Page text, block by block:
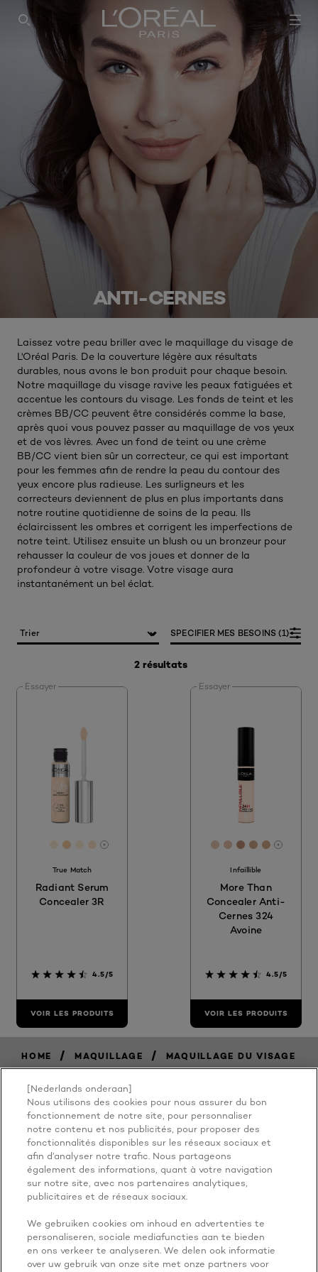
ANTI-CERNES
Laissez votre peau briller avec le maquillage du visage de
L'Oréal Paris. De la couverture légère aux résultats
durables, nous avons le bon produit pour chaque besoin.
Notre maquillage du visage ravive les peaux fatiguées et
accentue les contours du visage. Les fonds de teint et les
crèmes BB/CC peuvent être considérés comme la base,
après quoi vous pouvez passer au maquillage de vos yeux
et de vos lèvres. Avec un fond de teint ou une crème
BB/CC vient bien sûr un correcteur, ce qui est important
pour les femmes afin de rendre la peau du contour des
yeux encore plus radieuse. Les surligneurs et les
correcteurs deviennent de plus en plus importants dans
notre routine quotidienne de soins de la peau. Ils
éclaircissent les ombres et corrigent les imperfections de
notre teint. Utilisez ensuite un blush ou un bronzeur pour
rehausser la couleur de vos joues et donner de la
profondeur à votre visage. Votre visage aura
instantanément un bel éclat.
2 résultats
SPECIFIER MES BESOINS (1)
Essayer
[Color]: FFDCC1
[Color]: #FFEDD5
[Color]: #F8CB9E
[Color]: #FFEDD9
[Color]: #FEE6CE
More shades are available
True Match
Radiant Serum
Concealer 3R
4.5/5
VOIR LES PRODUITS
Essayer
[Color]: #e7c7b2
[Color]:
[Color]:
[Color]:
[Color]:
More
Infaillible
More Than
Concealer Anti-
Cernes 324
Avoine
4.5/5
VOIR LES PRODUITS
HOME / MAQUILLAGE / MAQUILLAGE DU VISAGE
BECAUSE
YOU'RE
WORTH IT
[Nederlands onderaan]
Nous utilisons des cookies pour nous assurer du bon
fonctionnement de notre site, pour personnaliser
notre contenu et nos publicités, pour proposer des
fonctionnalités disponibles sur les réseaux sociaux et
afin d’analyser notre trafic. Nous partageons
également des informations, quant à votre navigation
sur notre site, avec nos partenaires analytiques,
publicitaires et de réseaux sociaux.
We gebruiken cookies om inhoud en advertenties te
personaliseren, sociale mediafuncties aan te bieden
en ons verkeer te analyseren. We delen ook informatie
over uw gebruik van onze site met onze partners voor